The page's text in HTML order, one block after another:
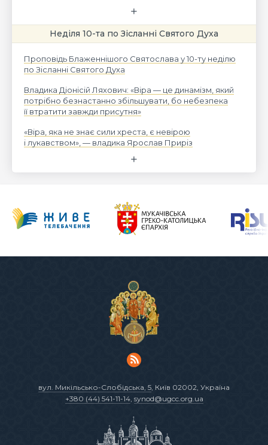
Неділя 10-та по Зісланні Святого Духа
Проповідь Блаженнішого Святослава у 10-ту неділю
по Зісланні Святого Духа
Владика Діонісій Ляхович: «Віра — це динамізм, який
потрібно безнастанно збільшувати, бо небезпека
її втратити завжди присутня»
«Віра, яка не знає сили хреста, є невірою
і лукавством», — владика Ярослав Приріз
вул. Микільсько-Слобідська, 5 , Київ 02002, Україна
+380 (44) 541-11-14, synod@ugcc.org.ua